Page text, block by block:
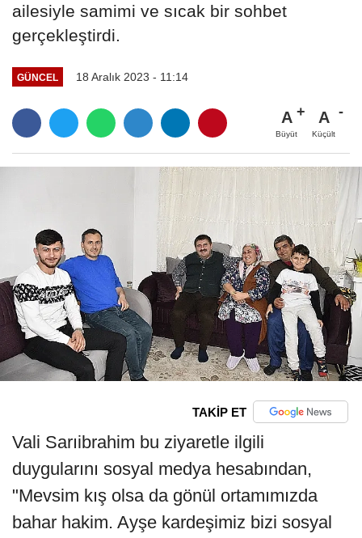
ailesiyle samimi ve sıcak bir sohbet
gerçekleştirdi.
GÜNCEL 18 Aralık 2023 - 11:14
A
Büyüt
A
Küçült
TAKİP ET
Vali Sarıibrahim bu ziyaretle ilgili
duygularını sosyal medya hesabından,
"Mevsim kış olsa da gönül ortamımızda
bahar hakim. Ayşe kardeşimiz bizi sosyal